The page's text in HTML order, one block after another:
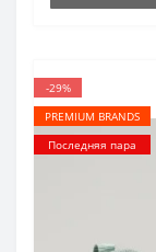
-29%
PREMIUM BRANDS
Последняя пара